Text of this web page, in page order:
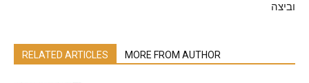
וביצה
RELATED ARTICLES MORE FROM AUTHOR